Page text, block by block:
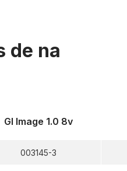
de na
Gl Image 1.0 8v
003145-3